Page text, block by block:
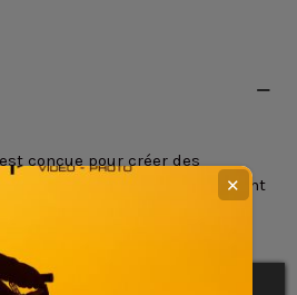
conçue pour créer des
plus raffinées
qui imitent
Bounce.
SnapBridge 3ft,
cookies et ceux de
✕